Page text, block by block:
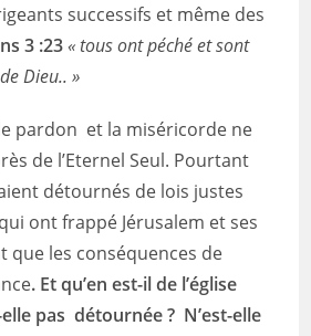
successifs et même des
3 :23« tous ont péché et sont
Dieu.. »
pardon et la miséricorde ne
de l’Eternel Seul. Pourtant
détournés de lois justes
ont frappé Jérusalem et ses
que les conséquences de
. Et qu’en est-il de l’église
elle pas détournée ? N’est-elle